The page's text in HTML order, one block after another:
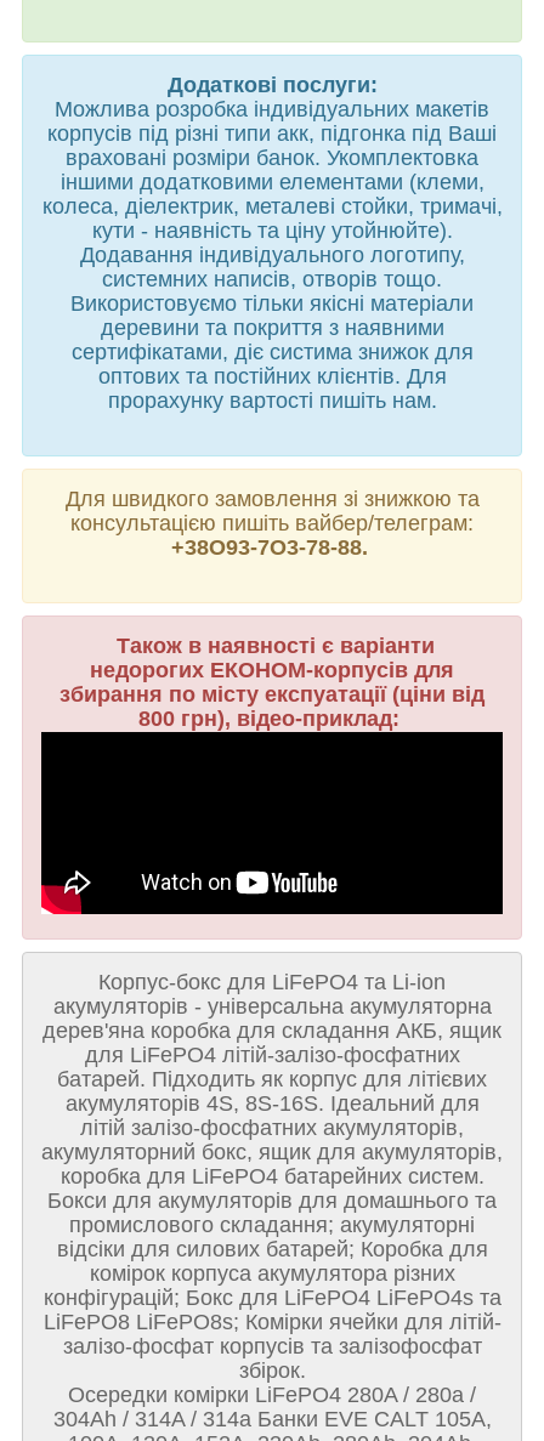
Додаткові послуги:
Можлива розробка індивідуальних макетів
корпусів під різні типи акк, підгонка під Ваші
враховані розміри банок. Укомплектовка
іншими додатковими елементами (клеми,
колеса, діелектрик, металеві стойки, тримачі,
кути - наявність та ціну утойнюйте).
Додавання індивідуального логотипу,
системних написів, отворів тощо.
Використовуємо тільки якісні матеріали
деревини та покриття з наявними
сертифікатами, діє систима знижок для
оптових та постійних клієнтів. Для
прорахунку вартості пишіть нам.
Для швидкого замовлення зі знижкою та
консультацією пишіть вайбер/телеграм:
+38О93-7О3-78-88.
Також в наявності є варіанти
недорогих ЕКОНОМ-корпусів для
збирання по місту експуатації (ціни від
800 грн), відео-приклад:
Корпус-бокс для LiFePO4 та Li-ion
акумуляторів - універсальна акумуляторна
дерев'яна коробка для складання АКБ, ящик
для LiFePO4 літій-залізо-фосфатних
батарей. Підходить як корпус для літієвих
акумуляторів 4S, 8S-16S. Ідеальний для
літій залізо-фосфатних акумуляторів,
акумуляторний бокс, ящик для акумуляторів,
коробка для LiFePO4 батарейних систем.
Бокси для акумуляторів для домашнього та
промислового складання; акумуляторні
відсіки для силових батарей; Коробка для
комірок корпуса акумулятора різних
конфігурацій; Бокс для LiFePO4 LiFePO4s та
LiFePO8 LiFePO8s; Комірки ячейки для літій-
залізо-фосфат корпусів та залізофосфат
збірок.
Осередки комірки LiFePO4 280A / 280а /
304Ah / 314A / 314а Банки EVE CALT 105A,